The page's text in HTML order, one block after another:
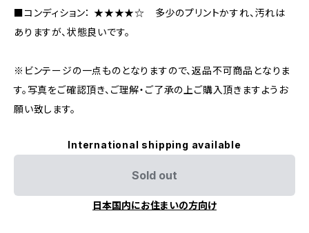
■コンディション： ★★★★☆ 多少のプリントかすれ、汚れは
ありますが、状態良いです。
※ビンテージの一点ものとなりますので、返品不可商品となりま
す。写真をご確認頂き、ご理解・ご了承の上ご購入頂きますようお
願い致します。
International shipping available
Sold out
日本国内にお住まいの方向け